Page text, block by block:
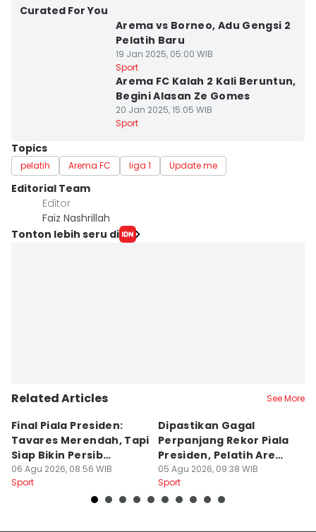
Curated For You
Arema vs Borneo, Adu Gengsi 2
Pelatih Baru
19 Jan 2025, 05:00 WIB
Sport
Arema FC Kalah 2 Kali Beruntun,
Begini Alasan Ze Gomes
20 Jan 2025, 15:05 WIB
Sport
Topics
pelatih Arema FC liga 1 Update me
Editorial Team
Editor
Faiz Nashrillah
Tonton lebih seru di
Related Articles See More
Final Piala Presiden:
Tavares Merendah, Tapi
Siap Bikin Persib
Tumbang
06 Agu 2026, 08:56 WIB
Sport
Dipastikan Gagal
Perpanjang Rekor Piala
Presiden, Pelatih Arema
Kecewa
05 Agu 2026, 09:38 WIB
Sport